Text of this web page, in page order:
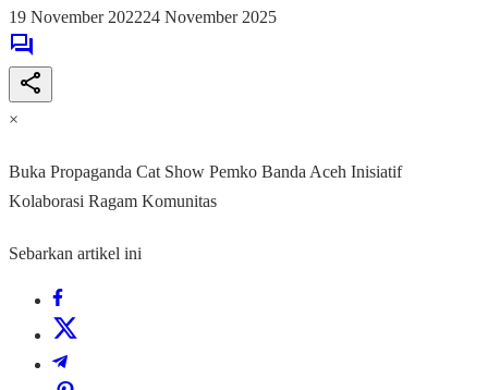
19 November 202224 November 2025
×
Buka Propaganda Cat Show Pemko Banda Aceh Inisiatif
Kolaborasi Ragam Komunitas
Sebarkan artikel ini